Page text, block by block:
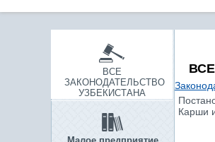
ВСЕ
ЗАКОНОДАТЕЛЬСТВО
УЗБЕКИСТАНА
Карши